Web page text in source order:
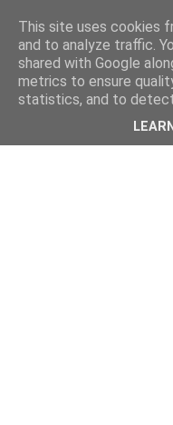
This site uses cookies
and to analyze traffic.
shared with Google
metrics to ensure
statistics, and to detect